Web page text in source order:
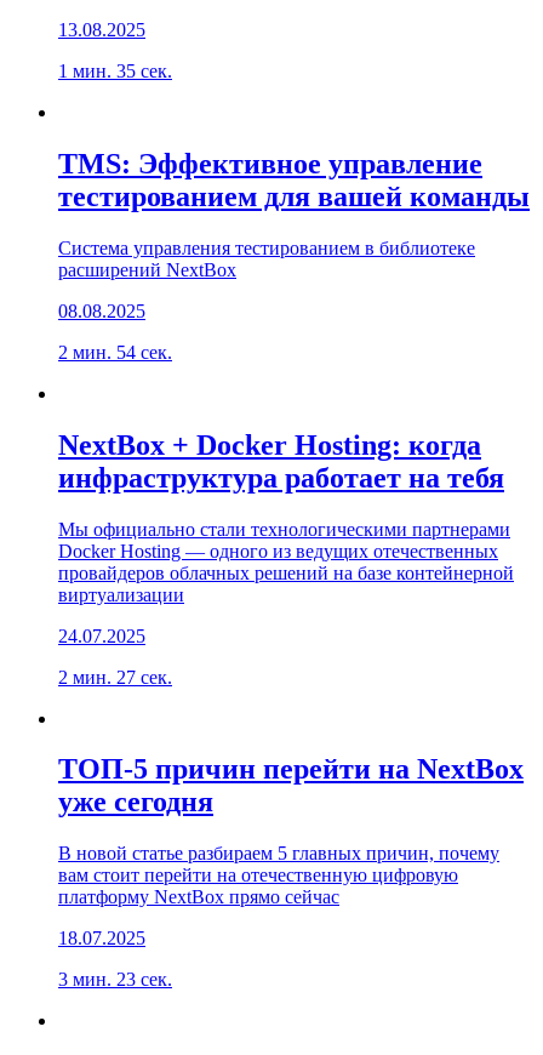
13.08.2025
1 мин. 35 сек.
TMS: Эффективное управление
тестированием для вашей команды
Система управления тестированием в библиотеке
расширений NextBox
08.08.2025
2 мин. 54 сек.
NextBox + Docker Hosting: когда
инфраструктура работает на тебя
Мы официально стали технологическими партнерами
Docker Hosting — одного из ведущих отечественных
провайдеров облачных решений на базе контейнерной
виртуализации
24.07.2025
2 мин. 27 сек.
ТОП-5 причин перейти на NextBox
уже сегодня
В новой статье разбираем 5 главных причин, почему
вам стоит перейти на отечественную цифровую
платформу NextBox прямо сейчас
18.07.2025
3 мин. 23 сек.